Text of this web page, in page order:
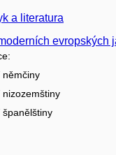
a literatura
evropských
němčiny
španělštiny